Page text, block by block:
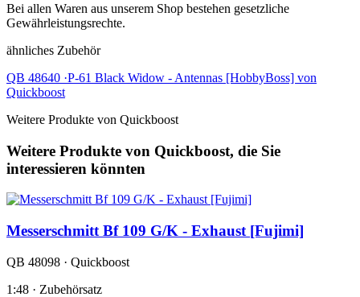
Bei allen Waren aus unserem Shop bestehen gesetzliche
Gewährleistungsrechte.
ähnliches Zubehör
QB 48640 ·P-61 Black Widow - Antennas [HobbyBoss] von
Quickboost
Weitere Produkte von Quickboost
Weitere Produkte von Quickboost, die Sie
interessieren könnten
Messerschmitt Bf 109 G/K - Exhaust [Fujimi]
QB 48098 · Quickboost
1:48 · Zubehörsatz